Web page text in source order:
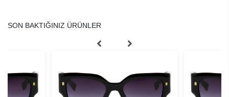
SON BAKTIĞINIZ ÜRÜNLER